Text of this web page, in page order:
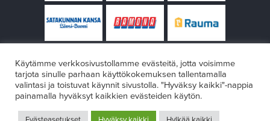
Käytämme verkkosivustollamme evästeitä, jotta voisimme
tarjota sinulle parhaan käyttökokemuksen tallentamalla
valintasi ja toistuvat käynnit sivustolla. "Hyväksy kaikki"-nappia
painamalla hyväksyt kaikkien evästeiden käytön.